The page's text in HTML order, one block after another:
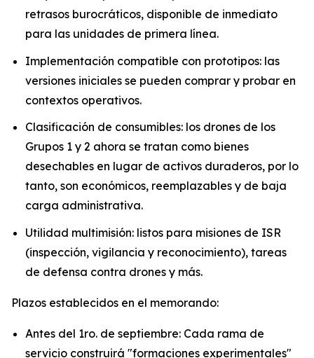
retrasos burocráticos, disponible de inmediato
para las unidades de primera línea.
Implementación compatible con prototipos: las
versiones iniciales se pueden comprar y probar en
contextos operativos.
Clasificación de consumibles: los drones de los
Grupos 1 y 2 ahora se tratan como bienes
desechables en lugar de activos duraderos, por lo
tanto, son económicos, reemplazables y de baja
carga administrativa.
Utilidad multimisión: listos para misiones de ISR
(inspección, vigilancia y reconocimiento), tareas
de defensa contra drones y más.
Plazos establecidos en el memorando:
Antes del 1ro. de septiembre: Cada rama de
servicio construirá "formaciones experimentales"